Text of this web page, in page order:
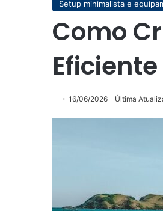
Setup minimalista e
Como
16/06/2026 Última